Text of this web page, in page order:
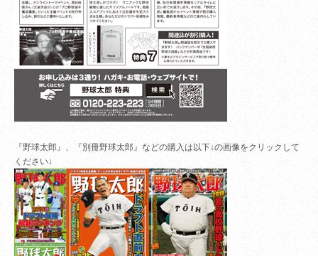
『野球太郎』、『別冊野球太郎』などの購入は以下↓の画像をクリックして
ください↓